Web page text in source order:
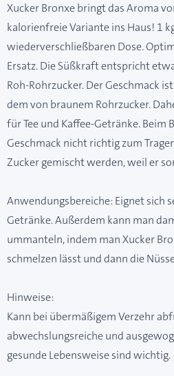
Xucker Bronxe bringt das Aroma
kalorienfreie Variante ins Haus! 1
wiederverschließbaren Dose.
Ersatz. Die Süßkraft entspricht
Roh-Rohrzucker. Der Geschmack
dem von braunem Rohrzucker.
für Tee und Kaffee-Getränke. Beim
Geschmack nicht richtig zum
Zucker gemischt werden, weil er
Anwendungsbereiche: Eignet sich
Getränke. Außerdem kann man
ummanteln, indem man Xucker
schmelzen lässt und dann die
Hinweise:
Kann bei übermäßigem Verzehr
abwechslungsreiche und
gesunde Lebensweise sind wichtig.